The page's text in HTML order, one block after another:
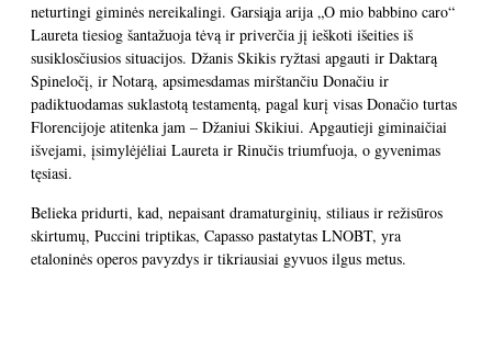
neturtingi giminės nereikalingi. Garsiąja arija „O mio babbino caro“
Laureta tiesiog šantažuoja tėvą ir priverčia jį ieškoti išeities iš
susiklosčiusios situacijos. Džanis Skikis ryžtasi apgauti ir Daktarą
Spineločį, ir Notarą, apsimesdamas mirštančiu Donačiu ir
padiktuodamas suklastotą testamentą, pagal kurį visas Donačio turtas
Florencijoje atitenka jam – Džaniui Skikiui. Apgautieji giminaičiai
išvejami, įsimylėjėliai Laureta ir Rinučis triumfuoja, o gyvenimas
tęsiasi.
Belieka pridurti, kad, nepaisant dramaturginių, stiliaus ir režisūros
skirtumų, Puccini triptikas, Capasso pastatytas LNOBT, yra
etaloninės operos pavyzdys ir tikriausiai gyvuos ilgus metus.